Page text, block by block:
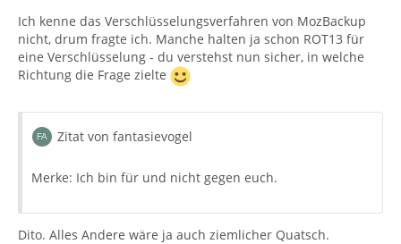
Ich kenne das Verschlüsselungsverfahren von MozBackup
nicht, drum fragte ich. Manche halten ja schon ROT13 für
eine Verschlüsselung - du verstehst nun sicher, in welche
Richtung die Frage zielte
Zitat von fantasievogel
Merke: Ich bin für und nicht gegen euch.
Dito. Alles Andere wäre ja auch ziemlicher Quatsch.